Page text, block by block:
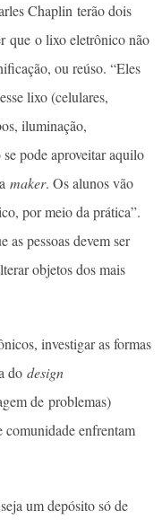
Chaplin terão dois
que o lixo eletrônico não
ou reúso. “Eles
lixo (celulares,
iluminação,
pode aproveitar aquilo
maker. Os alunos vão
por meio da prática”.
as pessoas devem ser
objetos dos mais
investigar as formas
do design
de problemas)
comunidade enfrentam
um depósito só de